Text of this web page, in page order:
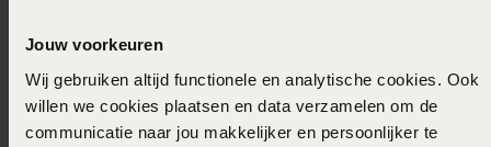
Jouw voorkeuren
Wij gebruiken altijd functionele en analytische cookies. Ook
willen we cookies plaatsen en data verzamelen om de
communicatie naar jou makkelijker en persoonlijker te
19-02-2025 - R W.
Erg mooie armband in de sale